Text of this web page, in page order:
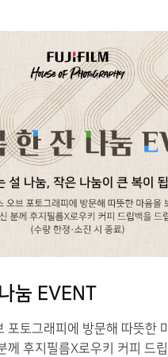
눔 EVENT
포토그래피에 방문해 따뜻한
께 후지필름X로우키 커피 드